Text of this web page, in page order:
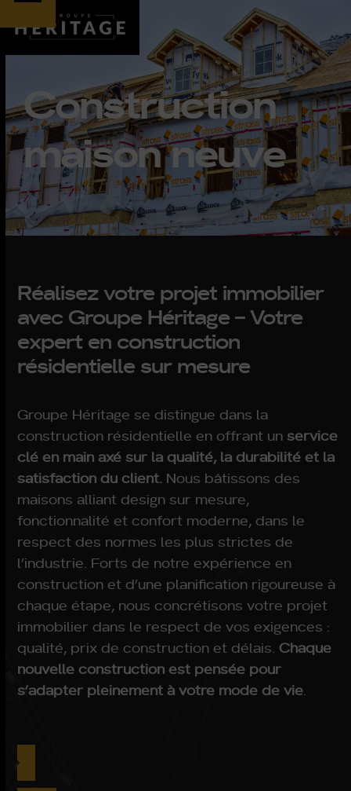
to
content
Open
menu
Close
menu
Construction
maison neuve
Réalisez votre projet immobilier
avec Groupe Héritage – Votre
expert en construction
résidentielle sur mesure
Groupe Héritage se distingue dans la
construction résidentielle en offrant un service
clé en main axé sur la qualité, la durabilité et la
satisfaction du client. Nous bâtissons des
maisons alliant design sur mesure,
fonctionnalité et confort moderne, dans le
respect des normes les plus strictes de
l’industrie. Forts de notre expérience en
construction et d’une planification rigoureuse à
chaque étape, nous concrétisons votre projet
immobilier dans le respect de vos exigences :
qualité, prix de construction et délais. Chaque
nouvelle construction est pensée pour
s’adapter pleinement à votre mode de vie.